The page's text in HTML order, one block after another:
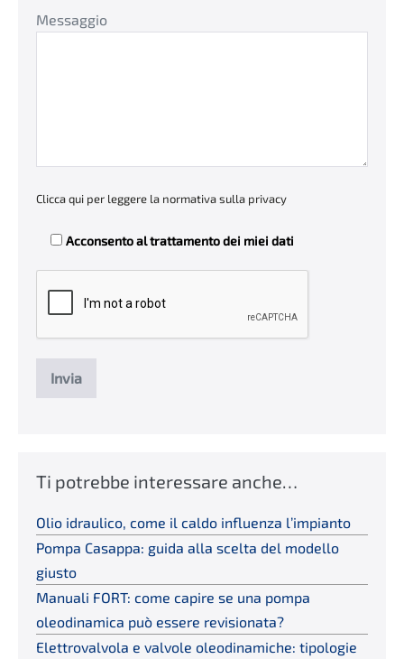
Messaggio
Clicca qui per leggere la normativa sulla privacy
Acconsento al trattamento dei miei dati
Ti potrebbe interessare anche…
Olio idraulico, come il caldo influenza l’impianto
Pompa Casappa: guida alla scelta del modello
giusto
Manuali FORT: come capire se una pompa
oleodinamica può essere revisionata?
Elettrovalvola e valvole oleodinamiche: tipologie